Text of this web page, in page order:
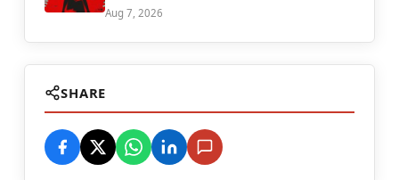
Aug 7, 2026
SHARE